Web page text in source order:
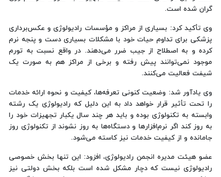
گران شده است.
وی تأکید کرد: بسیاری از مراکز و مؤسسات رادیولوژی و عکس‌برداری
پزشکی برای تداوم حیات خود با مشکلات بسیاری دست و پنجه نرم
کرده و به اصطلاح از جیب ضرر می‌دهند. در واقع نسبت به تورم
موجود نمی‌توانند پیش رفته و برخی از مراکز هم به صورت یک
شیفت فعالیت می‌کنند.
وی یادآور شد: وضعیت کنونی تعرفه‌ها، کیفیت و نحوه ارائه خدمات
را تحت تأثیر قرار خواهد داد به این دلیل که رادیولوژی یک رشته
وابسته به تکنولوژی بوده و باید هر چند سال یکبار تجهیزات خود را
به روز کند اگر نرم‌افزارها و دستگاه‌ها به روز نشوند از تکنولوژی روز
جامانده و از کیفیت خدمات نیز کاسته می‌شود.
عضو هیئت مدیره انجمن رادیولوژی، افزود: این تنها بخش خصوصی
رادیولوژی نیست که دچار مشکل شده است بلکه بخش دولتی نیز